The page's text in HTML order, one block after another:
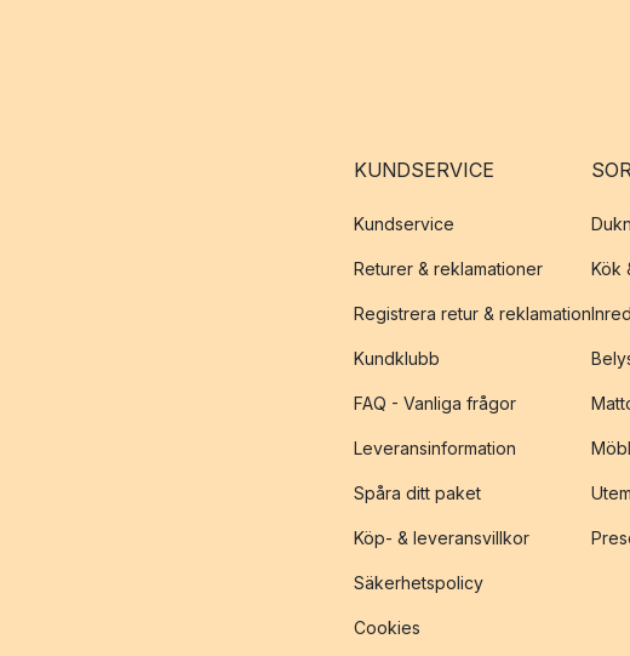
KUNDSERVICE
Kundservice
Returer & reklamationer
Registrera retur & reklamation
Kundklubb
FAQ - Vanliga frågor
Leveransinformation
Spåra ditt paket
Köp- & leveransvillkor
Säkerhetspolicy
Cookies
Kök